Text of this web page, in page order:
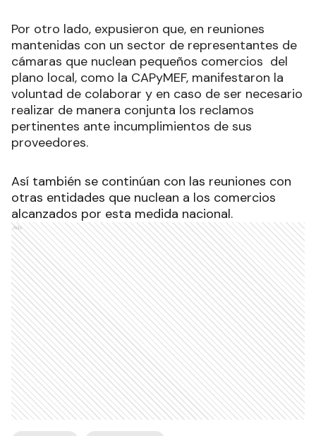
Por otro lado, expusieron que, en reuniones
mantenidas con un sector de representantes de
cámaras que nuclean pequeños comercios del
plano local, como la CAPyMEF, manifestaron la
voluntad de colaborar y en caso de ser necesario
realizar de manera conjunta los reclamos
pertinentes ante incumplimientos de sus
proveedores.
Así también se continúan con las reuniones con
otras entidades que nuclean a los comercios
alcanzados por esta medida nacional.
Ads